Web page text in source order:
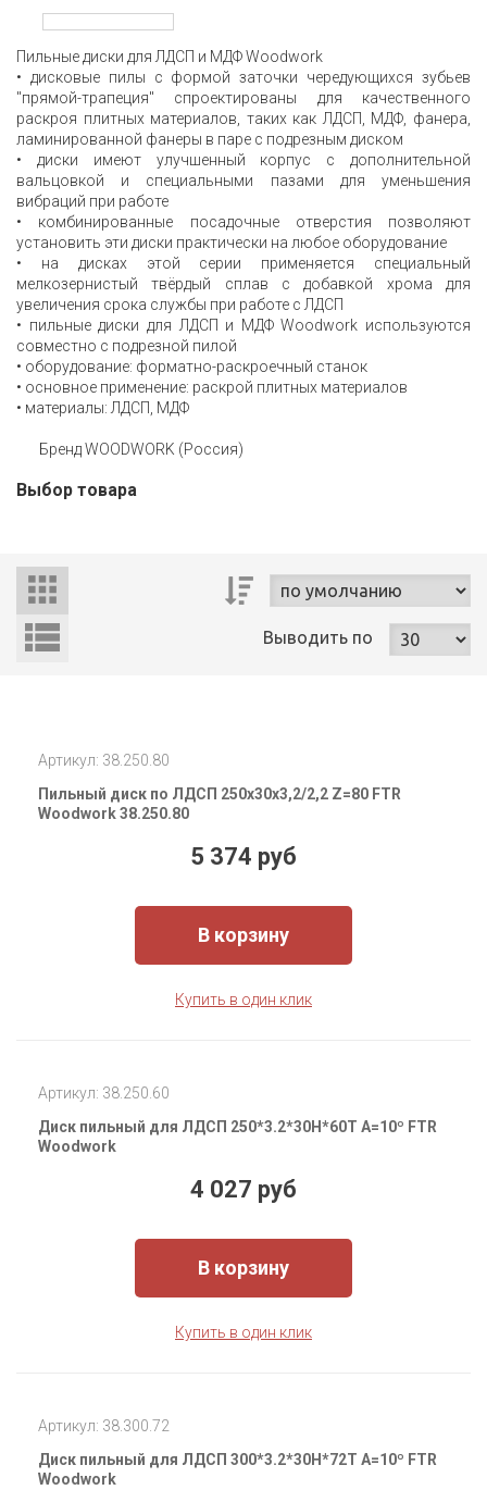
Пильные диски для ЛДСП и МДФ Woodwork
• дисковые пилы с формой заточки чередующихся зубьев
''прямой-трапеция'' спроектированы для качественного
раскроя плитных материалов, таких как ЛДСП, МДФ, фанера,
ламинированной фанеры в паре с подрезным диском
• диски имеют улучшенный корпус с дополнительной
вальцовкой и специальными пазами для уменьшения
вибраций при работе
• комбинированные посадочные отверстия позволяют
установить эти диски практически на любое оборудование
• на дисках этой серии применяется специальный
мелкозернистый твёрдый сплав с добавкой хрома для
увеличения срока службы при работе с ЛДСП
• пильные диски для ЛДСП и МДФ Woodwork используются
совместно с подрезной пилой
• оборудование: форматно-раскроечный станок
• основное применение: раскрой плитных материалов
• материалы: ЛДСП, МДФ
Бренд WOODWORK (Россия)
Выбор товара
Выводить по
Артикул: 38.250.80
Пильный диск по ЛДСП 250x30x3,2/2,2 Z=80 FTR
Woodwork 38.250.80
5 374 руб
В корзину
Купить в один клик
Артикул: 38.250.60
Диск пильный для ЛДСП 250*3.2*30H*60T A=10º FTR
Woodwork
4 027 руб
В корзину
Купить в один клик
Артикул: 38.300.72
Диск пильный для ЛДСП 300*3.2*30H*72T A=10º FTR
Woodwork